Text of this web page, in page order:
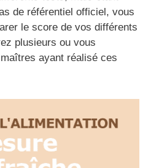
de référentiel officiel, vous
le score de vos différents
plusieurs ou vous
ayant réalisé ces